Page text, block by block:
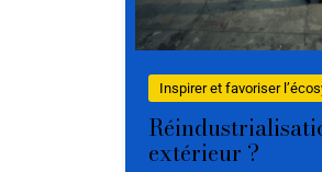
Inspirer et favoriser
extérieur ?